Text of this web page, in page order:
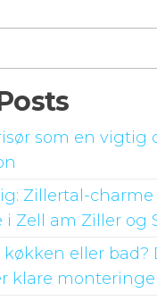
som en vigtig
Zillertal-
Zell am Ziller og
eller bad?
klare